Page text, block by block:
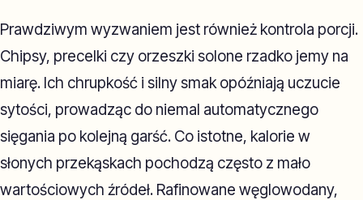
Prawdziwym wyzwaniem jest również kontrola porcji.
Chipsy, precelki czy orzeszki solone rzadko jemy na
miarę. Ich chrupkość i silny smak opóźniają uczucie
sytości, prowadząc do niemal automatycznego
sięgania po kolejną garść. Co istotne, kalorie w
słonych przekąskach pochodzą często z mało
wartościowych źródeł. Rafinowane węglowodany,